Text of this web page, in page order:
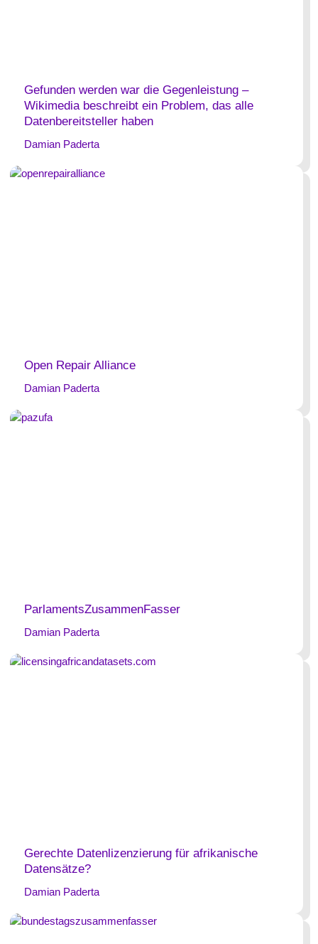
Gefunden werden war die Gegenleistung –
Wikimedia beschreibt ein Problem, das alle
Datenbereitsteller haben
Damian Paderta
Open Repair Alliance
Damian Paderta
ParlamentsZusammenFasser
Damian Paderta
Gerechte Datenlizenzierung für afrikanische
Datensätze?
Damian Paderta